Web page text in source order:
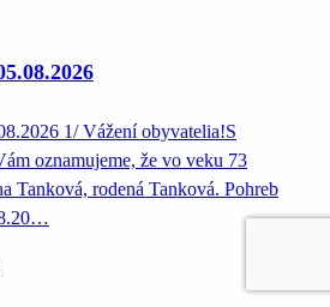
1/ Vážení obyvatelia!S
oznamujeme, že vo veku 73
Tanková, rodená Tanková. Pohreb